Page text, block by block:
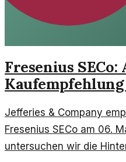
Fresenius
Jefferies & Company
Fresenius SECo am 06.
untersuchen wir die